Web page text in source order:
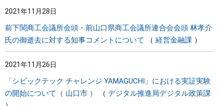
2021年11月28日
前下関商工会議所会頭・前山口県商工会議所連合会会頭 林孝介
氏の御逝去に対する知事コメントについて
経営金融課
2021年11月26日
「シビックテック チャレンジ YAMAGUCHI」における実証実験
の開始について（ 山口市 ）
デジタル推進局デジタル政策課